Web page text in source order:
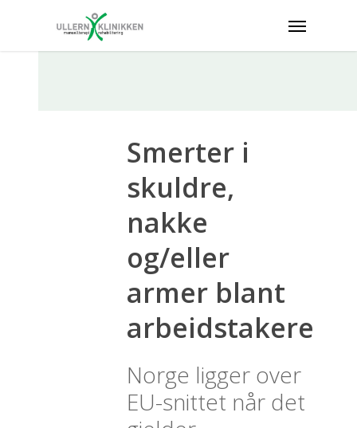
Smerter i
skuldre,
nakke
og/eller
armer blant
arbeidstakere
Norge ligger over
EU-snittet når det